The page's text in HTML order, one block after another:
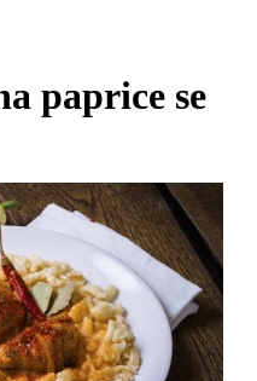
paprice se